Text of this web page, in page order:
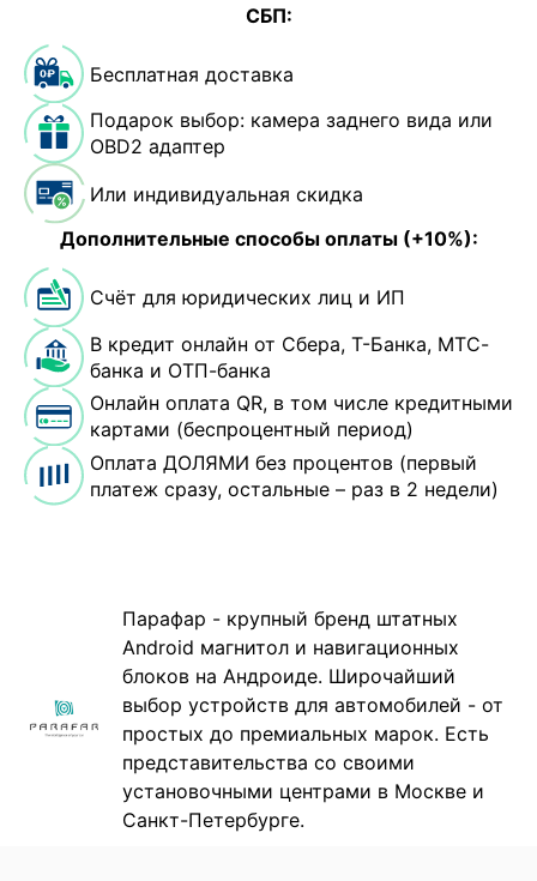
СБП:
Бесплатная доставка
Подарок выбор: камера заднего вида или
OBD2 адаптер
Или индивидуальная скидка
Дополнительные способы оплаты (+10%):
Счёт для юридических лиц и ИП
В кредит онлайн от Сбера, Т-Банка, МТС-
банка и ОТП-банка
Онлайн оплата QR, в том числе кредитными
картами (беспроцентный период)
Оплата ДОЛЯМИ без процентов (первый
платеж сразу, остальные – раз в 2 недели)
Парафар - крупный бренд штатных
Android магнитол и навигационных
блоков на Андроиде. Широчайший
выбор устройств для автомобилей - от
простых до премиальных марок. Есть
представительства со своими
установочными центрами в Москве и
Санкт-Петербурге.